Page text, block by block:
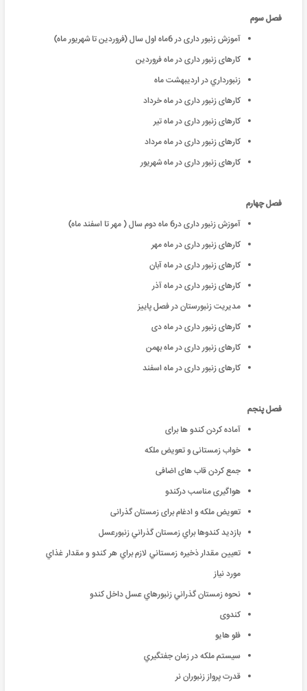
فصل سوم
آموزش زنبور داری در 6ماه اول سال (فروردین تا شهریور ماه)
کارهای زنبور داری در ماه فروردین
زنبورداري در ارديبهشت ماه
کارهای زنبور داری در ماه خرداد
کارهای زنبور داری در ماه تیر
کارهای زنبور داری در ماه مرداد
کارهای زنبور داری در ماه شهریور
فصل چهارم
آموزش زنبور داری در6 ماه دوم سال ( مهر تا اسفند ماه)
کارهای زنبور داری در ماه مهر
کارهای زنبور داری در ماه آبان
کارهای زنبور داری در ماه آذر
مدیریت زنبورستان در فصل پاییز
کارهای زنبور داری در ماه دی
کارهای زنبور داری در ماه بهمن
کارهای زنبور داری در ماه اسفند
فصل پنجم
آماده کردن کندو ها برای
خواب زمستانی و تعویض ملکه
جمع کردن قاب های اضافی
هواگيری مناسب درکندو
تعویض ملکه و ادغام برای زمستان گذرانی
بازديد كندوها براي زمستان گذراني زنبورعسل
تعيين مقدار ذخيره زمستاني لازم براي هر كندو و مقدار غذاي
مورد نیاز
نحوه زمستان گذراني زنبورهاي عسل داخل كندو
کندوی
فلو هایو
سيستم ملكه در زمان جفتگيري
قدرت پرواز زنبوران نر